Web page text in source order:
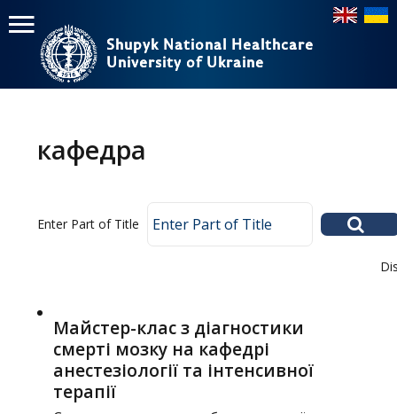
Головнеменю
News
Пошук
Shupyk National Healthcare
University of Ukraine
кафедра
Enter Part of Title
Майстер-клас з діагностики
смерті мозку на кафедрі
анестезіології та інтенсивної
терапії
Пошук
Shupyk National Healthcare
University of Ukraine